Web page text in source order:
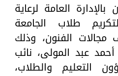
العامة لرعاية
طلاب الجامعة
الفنون، وذلك
عبد المولى، نائب
التعليم والطلاب،